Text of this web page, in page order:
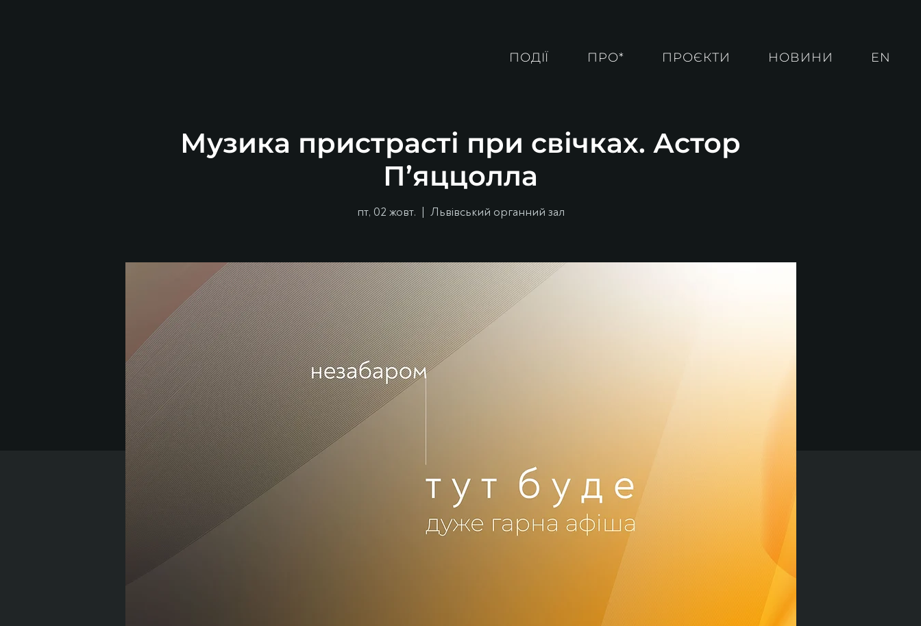
ПОДІЇ ПРО* ПРОЄКТИ НОВИНИ EN
Музика пристрасті при свічках. Астор
П’яццолла
пт, 02 жовт.
  |
Львівський органний зал